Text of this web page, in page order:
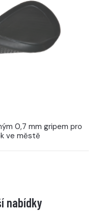
0,7 mm gripem pro
ve městě
nabídky